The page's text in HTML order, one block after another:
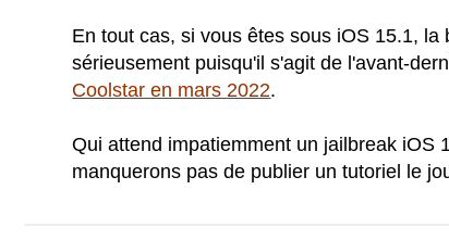
En tout cas, si vous êtes sous iOS 15.1,
sérieusement puisqu'il s'agit de l'avant-
Coolstar en mars 2022.
Qui attend impatiemment un jailbreak iOS
manquerons pas de publier un tutoriel le